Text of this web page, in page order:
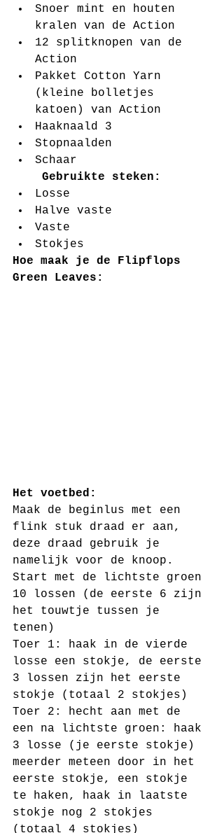
Snoer mint en houten
kralen van de Action
12 splitknopen van de
Action
Pakket Cotton Yarn
(kleine bolletjes
katoen) van Action
Haaknaald 3
Stopnaalden
Schaar
Gebruikte steken:
Losse
Halve vaste
Vaste
Stokjes
Hoe maak je de Flipflops
Green Leaves:
Het voetbed:
Maak de beginlus met een
flink stuk draad er aan,
deze draad gebruik je
namelijk voor de knoop.
Start met de lichtste groen
10 lossen (de eerste 6 zijn
het touwtje tussen je
tenen)
Toer 1: haak in de vierde
losse een stokje, de eerste
3 lossen zijn het eerste
stokje (totaal 2 stokjes)
Toer 2: hecht aan met de
een na lichtste groen: haak
3 losse (je eerste stokje)
meerder meteen door in het
eerste stokje, een stokje
te haken, haak in laatste
stokje nog 2 stokjes
(totaal 4 stokjes)